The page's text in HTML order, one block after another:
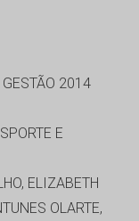
GESTÃO 2014
E
ELIZABETH
OLARTE,